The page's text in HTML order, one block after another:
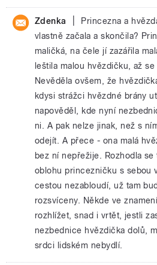
Zdenka
Princezna a
vlastně začala a skončila?
maličká, na čele jí zazářila
leštila malou hvězdičku, až se
Nevěděla ovšem, že
kdysi strážci hvězdné brány
napověděl, kde nyní
ni. A pak nelze jinak, než s
odejít. A přece - ona malá
bez ní nepřežije. Rozhodla
oblohu princezničku s sebou
cestou nezabloudí, už tam
rozsvíceny. Někde ve
rozhlížet, snad i vrtět, jestli
nezbednice hvězdička dolů,
srdci lidském nebydlí.